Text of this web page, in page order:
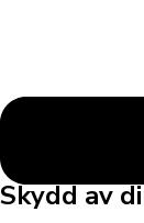
Skydd av